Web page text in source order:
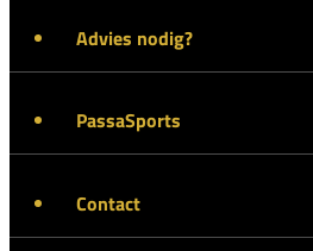
Advies nodig?
PassaSports
Contact